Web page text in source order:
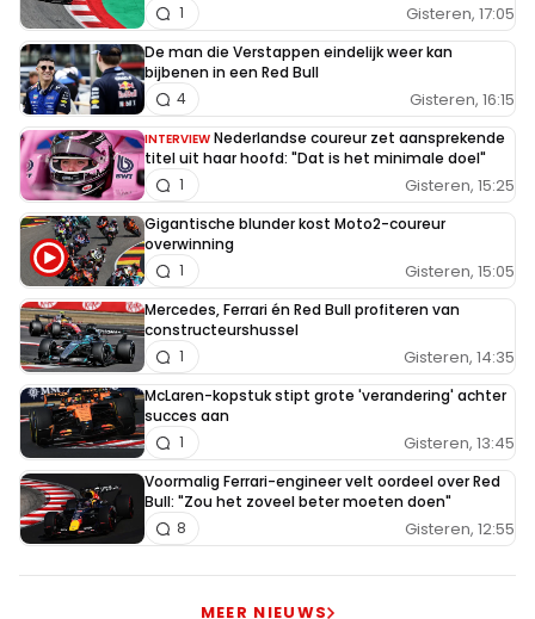
Gisteren, 17:05
1
De man die Verstappen eindelijk weer kan
bijbenen in een Red Bull
Gisteren, 16:15
4
INTERVIEW Nederlandse coureur zet aansprekende
titel uit haar hoofd: "Dat is het minimale doel"
Gisteren, 15:25
1
Gigantische blunder kost Moto2-coureur
overwinning
Gisteren, 15:05
1
Mercedes, Ferrari én Red Bull profiteren van
constructeurshussel
Gisteren, 14:35
1
McLaren-kopstuk stipt grote 'verandering' achter
succes aan
Gisteren, 13:45
1
Voormalig Ferrari-engineer velt oordeel over Red
Bull: "Zou het zoveel beter moeten doen"
Gisteren, 12:55
8
MEER NIEUWS